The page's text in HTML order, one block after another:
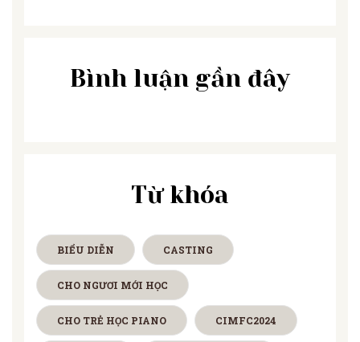
Bình luận gần đây
Từ khóa
BIỂU DIỄN CASTING
CHO NGƯƠI MỚI HỌC
CHO TRẺ HỌC PIANO CIMFC2024